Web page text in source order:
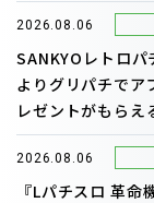
2026.08.06
SANKYOレトロ
よりグリパチでア
レゼントがもら
2026.08.06
『Lパチスロ 革